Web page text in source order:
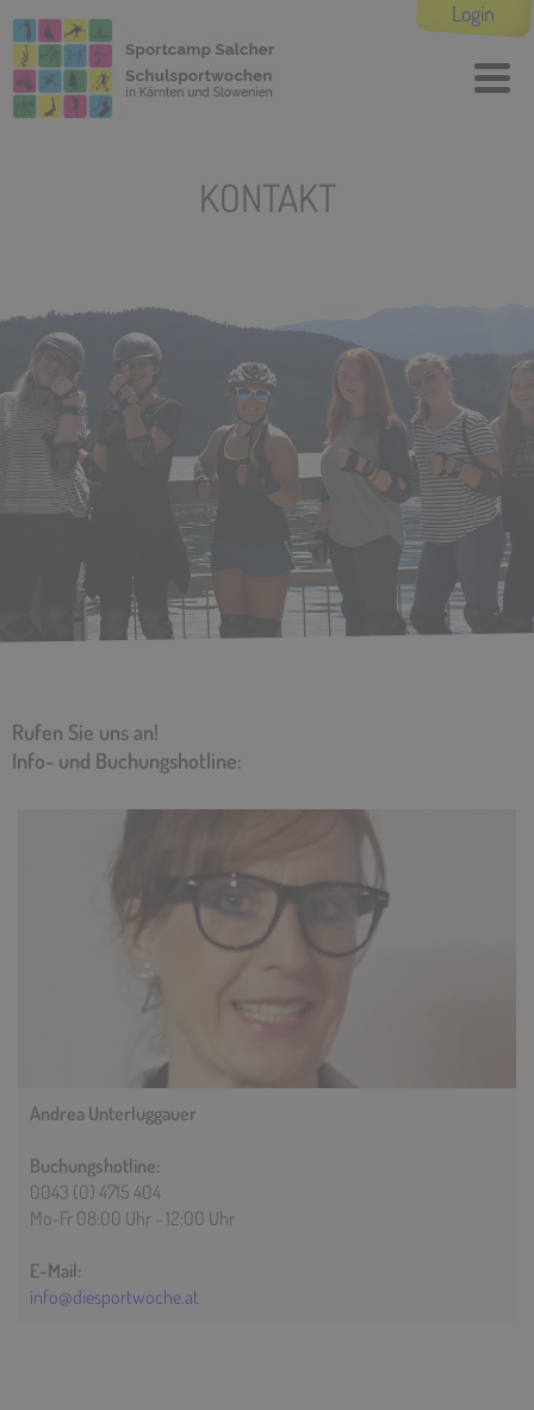
Login
KONTAKT
Rufen Sie uns an!
Info- und Buchungshotline:
Andrea Unterluggauer
Buchungshotline:
0043 (0) 4715 404
Mo-Fr 08:00 Uhr - 12:00 Uhr
E-Mail:
info@diesportwoche.at